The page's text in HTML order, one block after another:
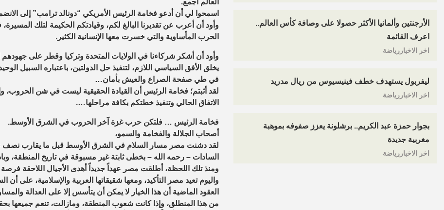
الأرجنتين وألمانيا الأكثر حصولا على وصافة كأس العالم..
اعرف القائمة
اخر الاخباررياضة
ليفربول يستهدف خطف فينيسيوس من ريال مدريد
اخر الاخباررياضة
بجوار حمزة عبد الكريم.. برشلونة يعزز صفوفه بموهبة
مغربية جديدة
اخر الاخباررياضة
اسمحوا لي أن أدعو فخامة الرئيس الأمريكي “دونالد ترامب” إلى
وأود أن أعرب عن تقديرنا البالغ لكم، وقيادتكم الحكيمة لتلك
الحرب المأساوية والتي خسرت معها الإنسانية الكثير.
وأود أن أشكر شركاءنا في الولايات المتحدة وتركيا وقطر على جهودهم
يخلق الأفق السياسي اللازم، لتنفيذ حل الدولتين، باعتباره السبيل
في طي صفحة الصراع والعيش بأمان…
لقد أثبتم؛ فخامة الرئيس أن القيادة الحقيقية ليست في شن الحروب،
الاتفاق الحالي وتنفيذ خطتكم بكافة مراحلها….
فخامة الرئيس … فلتكن حرب غزة آخر الحروب في الشرق الأوسط.
أصحاب الجلالة والفخامة والسمو،
السادات – رحمه الله – بخطى ثابتة غير مسبوقة في تاريخ المنطقة،
ومنذ تلك اللحظة، أطلقت مصر عهداً جديداً أهدى الأجيال اللاحقة
واليوم تعيد مصر التأكيد، ومعها شقيقاتها العربية والإسلامية، على
العقود الماضية أن هذا الخيار لا يمكن أن يتأسس إلا على العدالة
من هذا المنطلق، وإذا كانت شعوب المنطقة، ومازالت، تنعم جميعها